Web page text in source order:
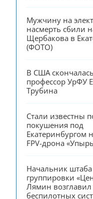
Мужчину на
насмерть сбили
Щербакова в
(ФОТО)
В США
профессор УрФУ
Трубина
Стали известны
покушения под
Екатеринбургом
FPV-дрона
Начальник штаба
группировки
Лямин возглавил
беспилотных